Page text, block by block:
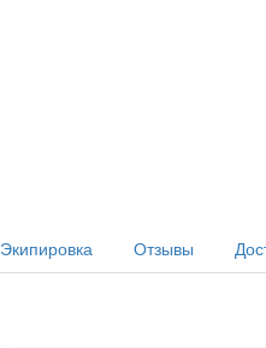
Экипировка Отзывы